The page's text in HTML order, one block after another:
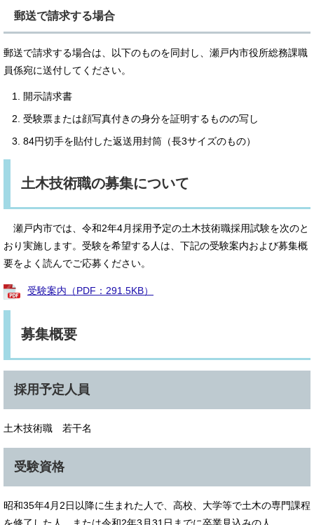
郵送で請求する場合
郵送で請求する場合は、以下のものを同封し、瀬戸内市役所総務課職
員係宛に送付してください。
開示請求書
受験票または顔写真付きの身分を証明するものの写し
84円切手を貼付した返送用封筒（長3サイズのもの）
土木技術職の募集について
瀬戸内市では、令和2年4月採用予定の土木技術職採用試験を次のと
おり実施します。受験を希望する人は、下記の受験案内および募集概
要をよく読んでご応募ください。
受験案内（PDF：291.5KB）
募集概要
採用予定人員
土木技術職 若干名
受験資格
昭和35年4月2日以降に生まれた人で、高校、大学等で土木の専門課程